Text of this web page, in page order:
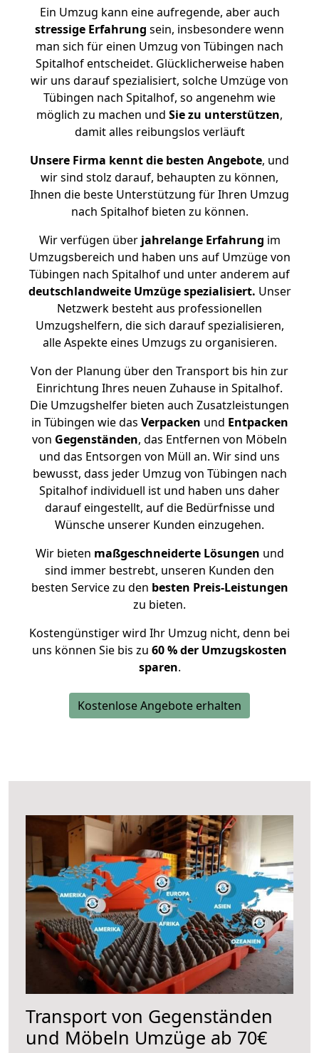
Ein Umzug kann eine aufregende, aber auch
stressige Erfahrung sein, insbesondere wenn
man sich für einen Umzug von Tübingen nach
Spitalhof entscheidet. Glücklicherweise haben
wir uns darauf spezialisiert, solche Umzüge von
Tübingen nach Spitalhof, so angenehm wie
möglich zu machen und Sie zu unterstützen,
damit alles reibungslos verläuft
Unsere Firma kennt die besten Angebote, und
wir sind stolz darauf, behaupten zu können,
Ihnen die beste Unterstützung für Ihren Umzug
nach Spitalhof bieten zu können.
Wir verfügen überjahrelange Erfahrung im
Umzugsbereich und haben uns auf Umzüge von
Tübingen nach Spitalhof und unter anderem auf
deutschlandweite Umzüge spezialisiert. Unser
Netzwerk besteht aus professionellen
Umzugshelfern, die sich darauf spezialisieren,
alle Aspekte eines Umzugs zu organisieren.
Von der Planung über den Transport bis hin zur
Einrichtung Ihres neuen Zuhause in Spitalhof.
Die Umzugshelfer bieten auch Zusatzleistungen
in Tübingen wie das Verpacken und Entpacken
von Gegenständen, das Entfernen von Möbeln
und das Entsorgen von Müll an. Wir sind uns
bewusst, dass jeder Umzug von Tübingen nach
Spitalhof individuell ist und haben uns daher
darauf eingestellt, auf die Bedürfnisse und
Wünsche unserer Kunden einzugehen.
Wir bieten maßgeschneiderte Lösungen und
sind immer bestrebt, unseren Kunden den
besten Service zu den besten Preis-Leistungen
zu bieten.
Kostengünstiger wird Ihr Umzug nicht, denn bei
uns können Sie bis zu 60 % der Umzugskosten
sparen.
Kostenlose Angebote erhalten
Transport von Gegenständen
und Möbeln Umzüge ab 70€